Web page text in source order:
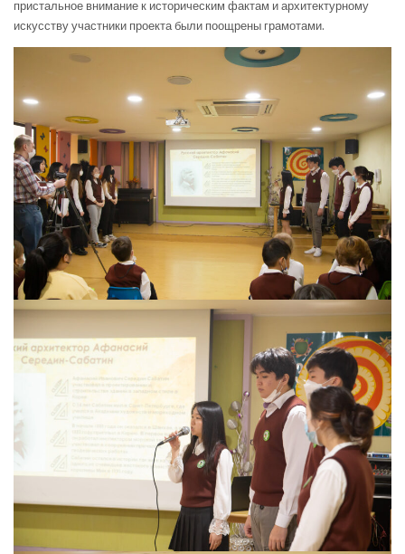
пристальное внимание к историческим фактам и архитектурному
искусству участники проекта были поощрены грамотами.